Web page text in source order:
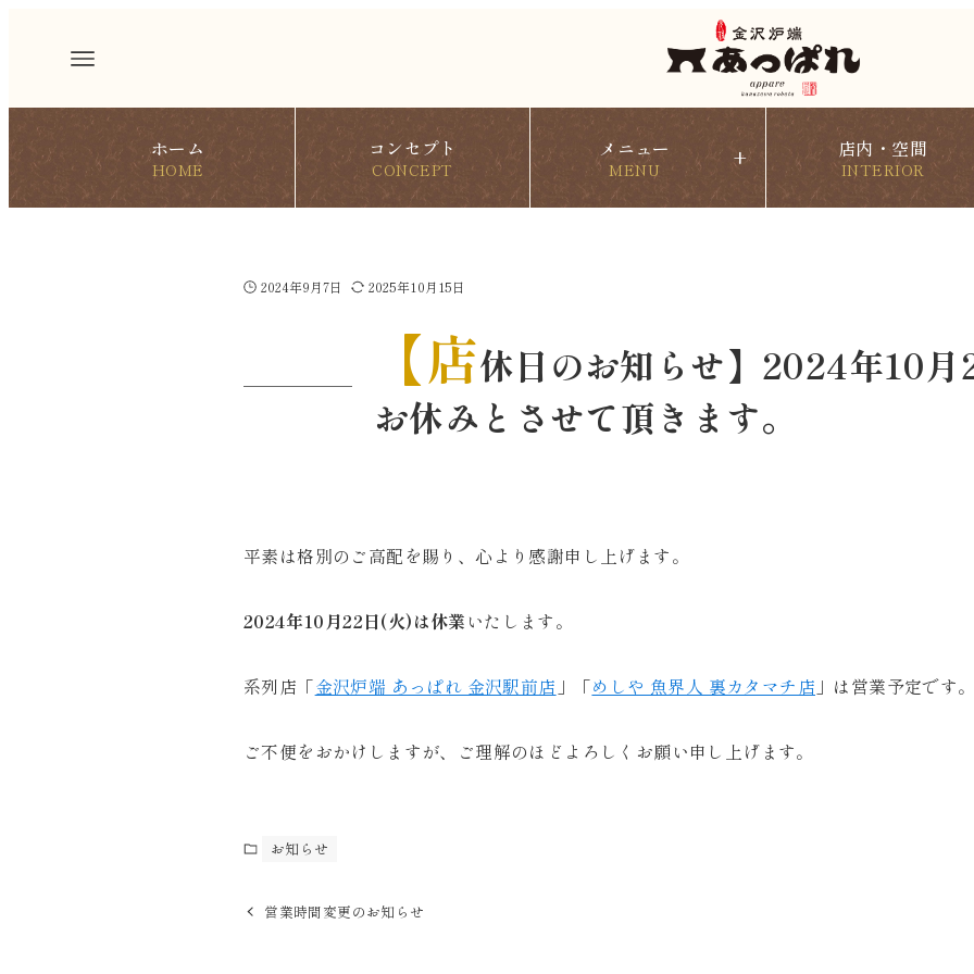
ホーム
HOME
コンセプト
CONCEPT
メニュー
MENU + 店内・空間
INTERIOR
【店休日のお知らせ】2024年10
お休みとさせて頂きます。
2024年9月7日 2025年10月15日
平素は格別のご高配を賜り、心より感謝申し上げます。
2024年10月22日(火)は休業いたします。
系列店「金沢炉端 あっぱれ 金沢駅前店 」「めしや 魚界人 裏カタマチ店 」は営業予定です。
ご不便をおかけしますが、ご理解のほどよろしくお願い申し上げます。
お知らせ
営業時間変更のお知らせ